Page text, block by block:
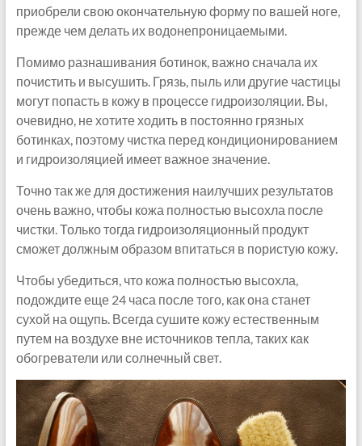
приобрели свою окончательную форму по вашей ноге,
прежде чем делать их водонепроницаемыми.
Помимо разнашивания ботинок, важно сначала их
почистить и высушить. Грязь, пыль или другие частицы
могут попасть в кожу в процессе гидроизоляции. Вы,
очевидно, не хотите ходить в постоянно грязных
ботинках, поэтому чистка перед кондиционированием
и гидроизоляцией имеет важное значение.
Точно так же для достижения наилучших результатов
очень важно, чтобы кожа полностью высохла после
чистки. Только тогда гидроизоляционный продукт
сможет должным образом впитаться в пористую кожу.
Чтобы убедиться, что кожа полностью высохла,
подождите еще 24 часа после того, как она станет
сухой на ощупь. Всегда сушите кожу естественным
путем на воздухе вне источников тепла, таких как
обогреватели или солнечный свет.